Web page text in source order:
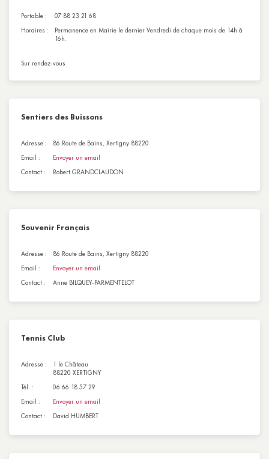
Portable :
07 88 23 21 68
Horaires :
Permanence en Mairie le dernier Vendredi de chaque mois de 14h à
16h.
Sur rendez-vous
Sentiers des Buissons
Adresse :
86 Route de Bains, Xertigny 88220
Email :
Envoyer un email
Contact :
Robert GRANDCLAUDON
Souvenir Français
Adresse :
86 Route de Bains, Xertigny 88220
Email :
Envoyer un email
Contact :
Anne BILQUEY-PARMENTELOT
Tennis Club
Adresse :
1 le Château
88220 XERTIGNY
Tél. :
06 66 18 57 29
Email :
Envoyer un email
Contact :
David HUMBERT